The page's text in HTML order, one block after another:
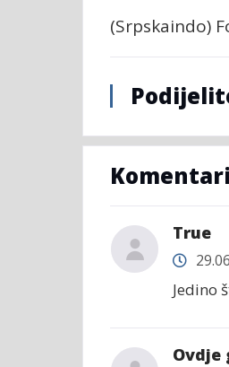
(Srpskaindo)
Komentari
True
Jedino
Ovdje